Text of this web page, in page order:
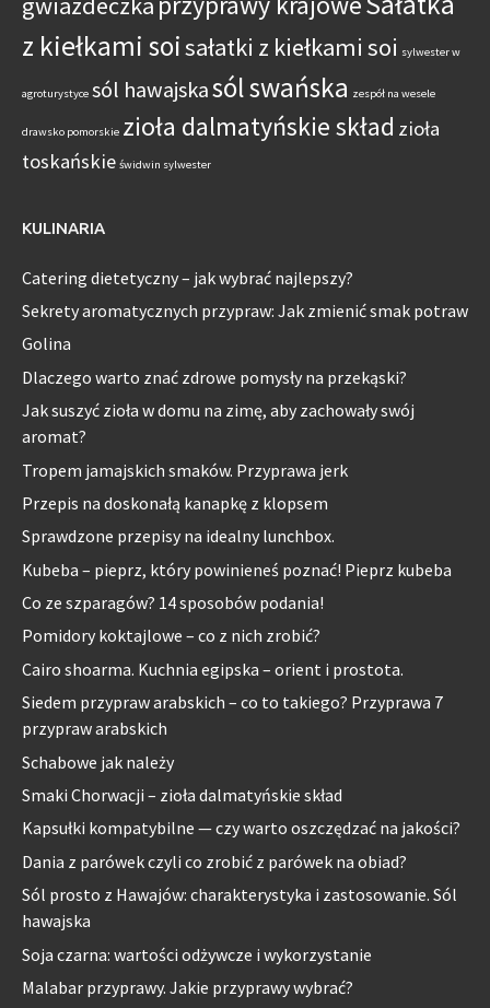
z kiełkami soisałatki z kiełkami soi sylwester w
agroturystyce sól hawajskasól swańska zespół na wesele
drawsko pomorskie zioła dalmatyńskie skład zioła
toskańskie świdwin sylwester
KULINARIA
Catering dietetyczny – jak wybrać najlepszy?
Sekrety aromatycznych przypraw: Jak zmienić smak potraw
Golina
Dlaczego warto znać zdrowe pomysły na przekąski?
Jak suszyć zioła w domu na zimę, aby zachowały swój
aromat?
Tropem jamajskich smaków. Przyprawa jerk
Przepis na doskonałą kanapkę z klopsem
Sprawdzone przepisy na idealny lunchbox.
Kubeba – pieprz, który powinieneś poznać! Pieprz kubeba
Co ze szparagów? 14 sposobów podania!
Pomidory koktajlowe – co z nich zrobić?
Cairo shoarma. Kuchnia egipska – orient i prostota.
Siedem przypraw arabskich – co to takiego? Przyprawa 7
przypraw arabskich
Schabowe jak należy
Smaki Chorwacji – zioła dalmatyńskie skład
Kapsułki kompatybilne — czy warto oszczędzać na jakości?
Dania z parówek czyli co zrobić z parówek na obiad?
Sól prosto z Hawajów: charakterystyka i zastosowanie. Sól
hawajska
Soja czarna: wartości odżywcze i wykorzystanie
Malabar przyprawy. Jakie przyprawy wybrać?